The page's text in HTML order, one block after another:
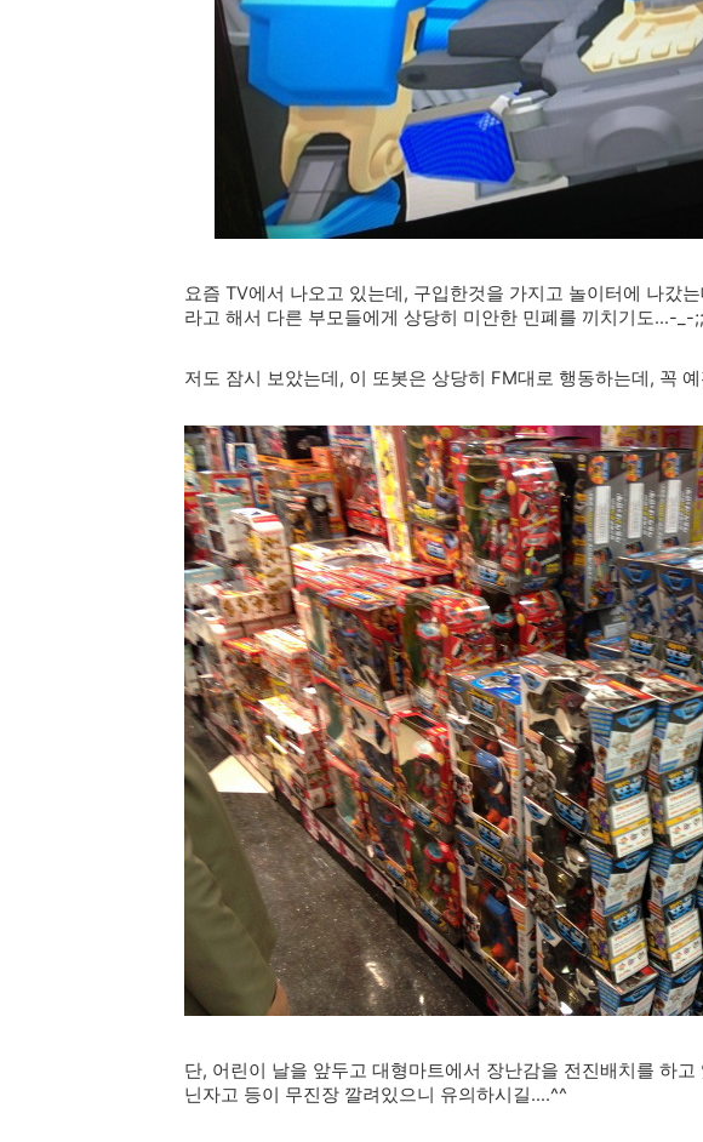
요즘 TV에서 나오고 있는데, 구입한것을 가지고 놀이터에 나갔
라고 해서 다른 부모들에게 상당히 미안한 민폐를 끼치기도...-_-;;
저도 잠시 보았는데, 이 또봇은 상당히 FM대로 행동하는데, 꼭
단, 어린이 날을 앞두고 대형마트에서 장난감을 전진배치를 하
닌자고 등이 무진장 깔려있으니 유의하시길....^^